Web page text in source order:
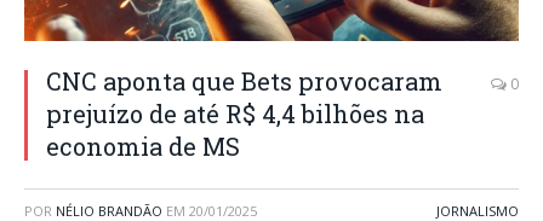
CNC aponta que Bets provocaram
prejuízo de até R$ 4,4 bilhões na
economia de MS
0
POR NÉLIO BRANDÃO EM 20/01/2025 JORNALISMO